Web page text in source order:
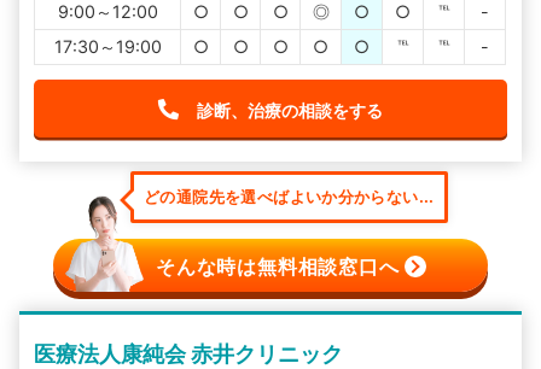
9:00～12:00
○ ○ ○ ◎ ○ ○ ℡
-
17:30～19:00
○ ○ ○ ○ ○ ℡ ℡ -
診断、治療の相談をする
どの通院先を選べばよいか分からない...
そんな時は無料相談窓口へ
医療法人康純会 赤井クリニック